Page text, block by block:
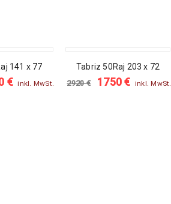
141 x 77
€ inkl. MwSt.
SALE
Tabriz 50Raj 203 x 72
2920€ 1750€ inkl. MwSt.